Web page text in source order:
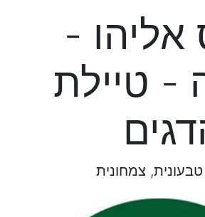
אליהו -
- טיילת
צמחונית